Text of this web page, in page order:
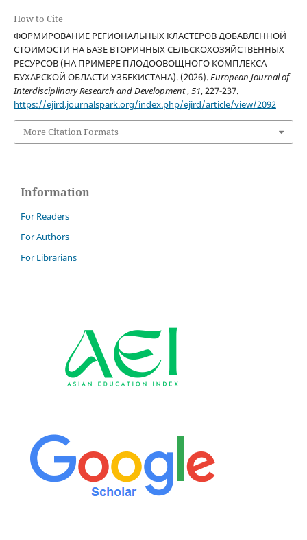
How to Cite
ФОРМИРОВАНИЕ РЕГИОНАЛЬНЫХ КЛАСТЕРОВ ДОБАВЛЕННОЙ
СТОИМОСТИ НА БАЗЕ ВТОРИЧНЫХ СЕЛЬСКОХОЗЯЙСТВЕННЫХ
РЕСУРСОВ (НА ПРИМЕРЕ ПЛОДООВОЩНОГО КОМПЛЕКСА
БУХАРСКОЙ ОБЛАСТИ УЗБЕКИСТАНА). (2026).European Journal of
Interdisciplinary Research and Development,51, 227-237.
https://ejird.journalspark.org/index.php/ejird/article/view/2092
More Citation Formats
Information
For Readers
For Authors
For Librarians